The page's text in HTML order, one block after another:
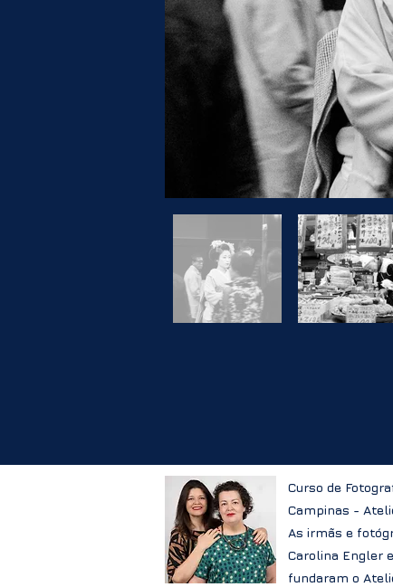
Curso de
Campinas -
As irmãs e
Carolina Engler
fundaram o